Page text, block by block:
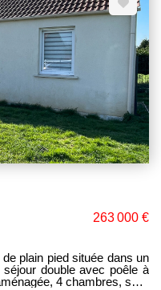
263 000 €
plain pied située dans un
4 chambres, salle